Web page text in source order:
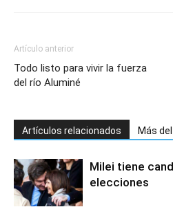
Artículo anterior
Todo listo para vivir la fuerza
del río Aluminé
Artículos relacionados Más
Milei tiene
elecciones